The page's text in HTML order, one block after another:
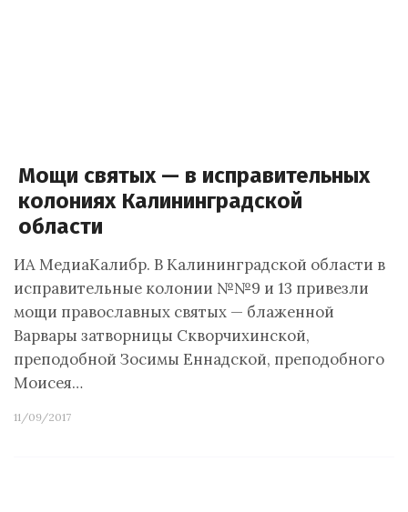
Мощи святых — в исправительных
колониях Калининградской
области
ИА МедиаКалибр. В Калининградской области в
исправительные колонии №№9 и 13 привезли
мощи православных святых — блаженной
Варвары затворницы Скворчихинской,
преподобной Зосимы Еннадской, преподобного
Моисея…
11/09/2017